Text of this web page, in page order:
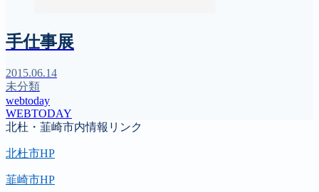
手仕事展
2015.06.14
未分類
webtoday
WEBTODAY
北杜・韮崎市内情報リンク
北杜市HP
韮崎市HP